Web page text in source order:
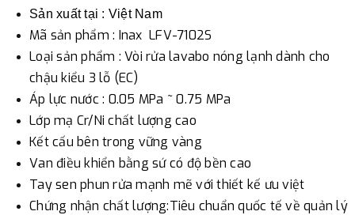
3. Chuyển khoản qua ngân hàng
- Nếu địa điểm giao hàng khác với địa điểm thanh toán
hoặc với những đơn đặt hàng ngoài nội thành Hà Nội.
Chúng tôi sẽ thu tiền trước 100% giá trị hàng + phí vận
chuyển theo cước phí tính trong chính sách vận chuyển
bằng phương thức chuyển khoản trước khi giao hàng.
- Sau khi có thông tin xác thực đã chuyển tiền của quý
khách, chúng tôi sẽ thực hiện đơn hàng theo yêu cầu.
Sản xuất tại : Việt Nam
Mã sản phẩm : Inax LFV-7102S
Loại sản phẩm : Vòi rửa lavabo nóng lạnh dành cho
chậu kiểu 3 lỗ (EC)
Áp lực nước : 0.05 MPa ~ 0.75 MPa
Lớp mạ Cr/Ni chất lượng cao
Kết cấu bên trong vững vàng
Van điều khiển bằng sứ có độ bền cao
Tay sen phun rửa mạnh mẽ với thiết kế ưu việt
Chứng nhận chất lượng:Tiêu chuẩn quốc tế về quản lý